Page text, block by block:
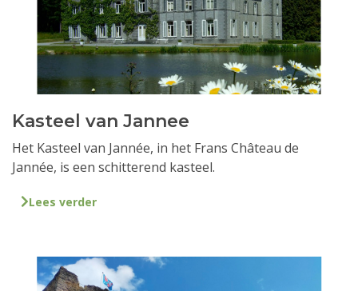
Kasteel van Jannee
Het Kasteel van Jannée, in het Frans Château de
Jannée, is een schitterend kasteel.
Lees verder